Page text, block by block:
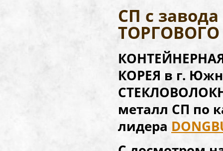
СП с
ТОРГОВОГО
КОРЕЯ в г.
металл СП по
лидера